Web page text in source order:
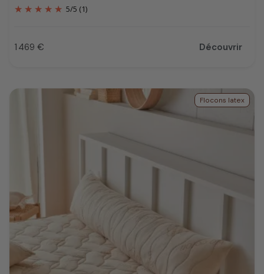
5/5 (1)
Prix
1 469 € Découvrir
Flocons latex